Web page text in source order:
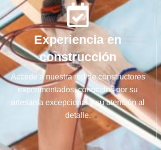
Experiencia en
construcción
Accede a nuestra red de constructores
experimentados, conocidos por su
artesanía excepcional y su atención al
detalle.